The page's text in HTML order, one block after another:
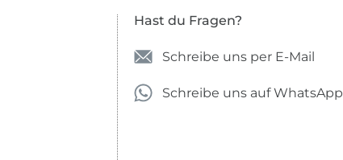
Hast du Fragen?
Schreibe uns per E-Mail
Schreibe uns auf WhatsApp